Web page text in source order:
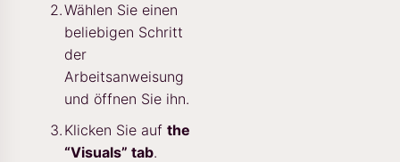
Wählen Sie einen
beliebigen Schritt
der
Arbeitsanweisung
und öffnen Sie ihn.
Klicken Sie auf the
“Visuals” tab.